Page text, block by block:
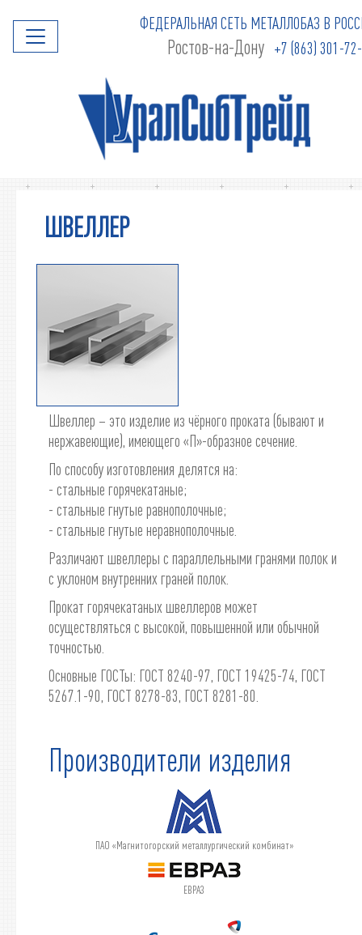
ФЕДЕРАЛЬНАЯ СЕТЬ МЕТАЛЛОБАЗ В
Ростов-на-Дону +7 (863) 301-
ШВЕЛЛЕР
Швеллер – это изделие из чёрного проката (бывают и
нержавеющие), имеющего «П»-образное сечение.
По способу изготовления делятся на:
- стальные горячекатаные;
- стальные гнутые равнополочные;
- стальные гнутые неравнополочные.
Различают швеллеры с параллельными гранями полок и
с уклоном внутренних граней полок.
Прокат горячекатаных швеллеров может
осуществляться с высокой, повышенной или обычной
точностью.
Основные ГОСТы: ГОСТ 8240-97, ГОСТ 19425-74, ГОСТ
5267.1-90, ГОСТ 8278-83, ГОСТ 8281-80.
Производители изделия
ПАО «Магнитогорский металлургический комбинат»
ЕВРАЗ